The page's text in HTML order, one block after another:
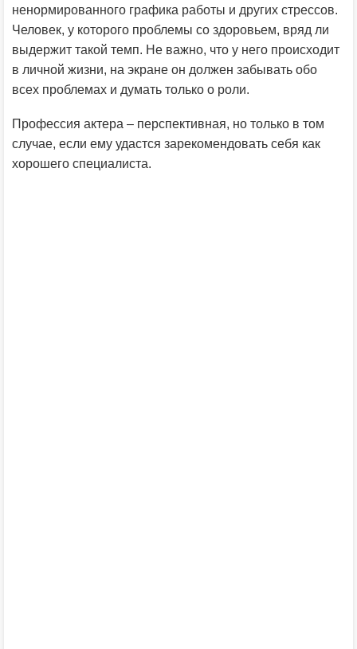
ненормированного графика работы и других стрессов.
Человек, у которого проблемы со здоровьем, вряд ли
выдержит такой темп. Не важно, что у него происходит
в личной жизни, на экране он должен забывать обо
всех проблемах и думать только о роли.
Профессия актера – перспективная, но только в том
случае, если ему удастся зарекомендовать себя как
хорошего специалиста.